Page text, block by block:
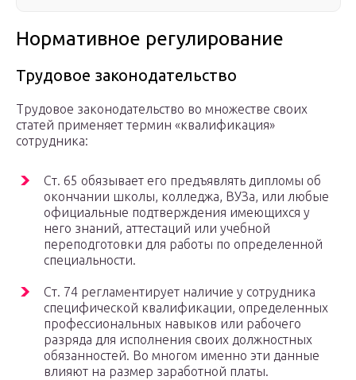
Нормативное регулирование
Трудовое законодательство
Трудовое законодательство во множестве своих
статей применяет термин «квалификация»
сотрудника:
Ст. 65 обязывает его предъявлять дипломы об
окончании школы, колледжа, ВУЗа, или любые
официальные подтверждения имеющихся у
него знаний, аттестаций или учебной
переподготовки для работы по определенной
специальности.
Ст. 74 регламентирует наличие у сотрудника
специфической квалификации, определенных
профессиональных навыков или рабочего
разряда для исполнения своих должностных
обязанностей. Во многом именно эти данные
влияют на размер заработной платы.